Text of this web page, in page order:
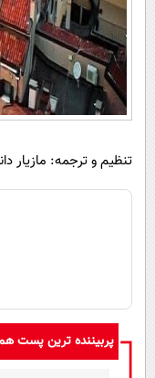
تنظیم و ترجمه: مازیار
پربیننده ترین پست